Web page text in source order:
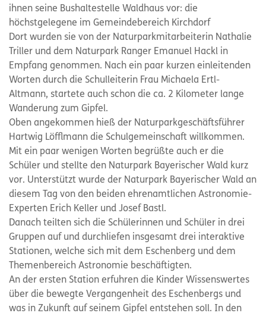
ihnen seine Bushaltestelle Waldhaus vor: die
höchstgelegene im Gemeindebereich Kirchdorf
Dort wurden sie von der Naturparkmitarbeiterin Nathalie
Triller und dem Naturpark Ranger Emanuel Hackl in
Empfang genommen. Nach ein paar kurzen einleitenden
Worten durch die Schulleiterin Frau Michaela Ertl-
Altmann, startete auch schon die ca. 2 Kilometer lange
Wanderung zum Gipfel.
Oben angekommen hieß der Naturparkgeschäftsführer
Hartwig Löfflmann die Schulgemeinschaft willkommen.
Mit ein paar wenigen Worten begrüßte auch er die
Schüler und stellte den Naturpark Bayerischer Wald kurz
vor. Unterstützt wurde der Naturpark Bayerischer Wald an
diesem Tag von den beiden ehrenamtlichen Astronomie-
Experten Erich Keller und Josef Bastl.
Danach teilten sich die Schülerinnen und Schüler in drei
Gruppen auf und durchliefen insgesamt drei interaktive
Stationen, welche sich mit dem Eschenberg und dem
Themenbereich Astronomie beschäftigten.
An der ersten Station erfuhren die Kinder Wissenswertes
über die bewegte Vergangenheit des Eschenbergs und
was in Zukunft auf seinem Gipfel entstehen soll. In den